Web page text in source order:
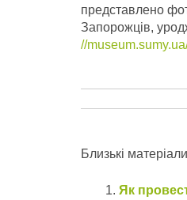
представлено
Запорожців,
//
Близькі
Як